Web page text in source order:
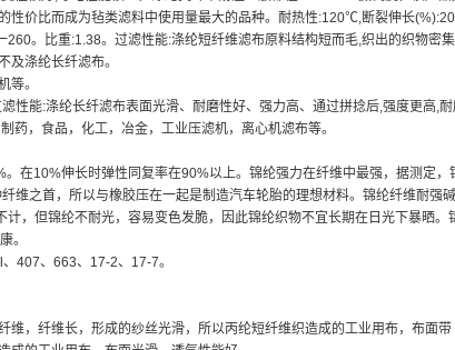
性价比而成为毡类滤料中使用量最大的品种。耐热性:120℃,断裂伸长
。比重:1.38。过滤性能:涤纶短纤维滤布原料结构短而毛,织出的织物密
及涤纶长纤滤布。
等。
能:涤纶长纤滤布表面光滑、耐磨性好、强力高、通过拼捻后,强度更高,耐
药，食品，化工，冶金，工业压滤机，离心机滤布等。
在10%伸长时弹性同复率在90%以上。锦纶强力在纤维中最强，据测定，
之首，所以与橡胶压在一起是制造汽车轮胎的理想材料。锦纶纤维耐强碱
，但锦纶不耐光，容易变色发脆，因此锦纶织物不宜长期在日光下暴晒。
。
407、663、17-2、17-7。
，纤维长，形成的纱丝光滑，所以丙纶短纤维织造成的工业用布，布面带